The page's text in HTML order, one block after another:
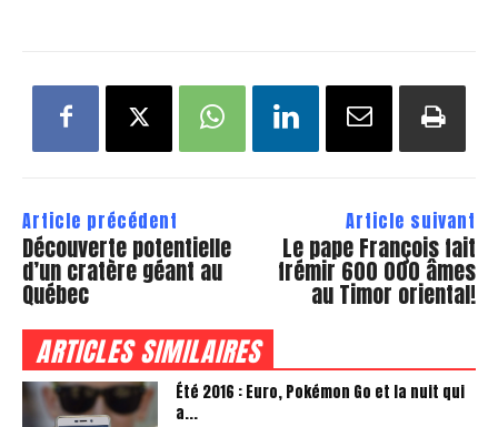
Article précédent
Découverte potentielle
d’un cratère géant au
Québec
Article suivant
Le pape François fait
frémir 600 000 âmes
au Timor oriental!
ARTICLES SIMILAIRES
Été 2016 : Euro, Pokémon Go et la nuit qui
a...